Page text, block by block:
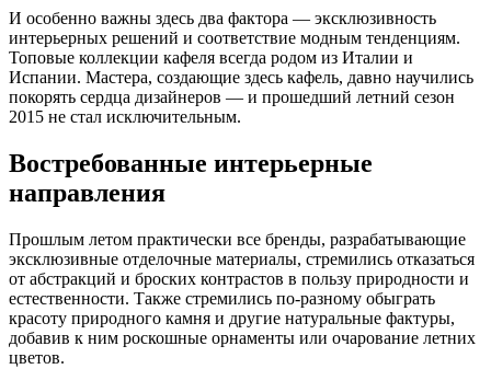
И особенно важны здесь два фактора — эксклюзивность
интерьерных решений и соответствие модным тенденциям.
Топовые коллекции кафеля всегда родом из Италии и
Испании. Мастера, создающие здесь кафель, давно научились
покорять сердца дизайнеров — и прошедший летний сезон
2015 не стал исключительным.
Востребованные интерьерные
направления
Прошлым летом практически все бренды, разрабатывающие
эксклюзивные отделочные материалы, стремились отказаться
от абстракций и броских контрастов в пользу природности и
естественности. Также стремились по-разному обыграть
красоту природного камня и другие натуральные фактуры,
добавив к ним роскошные орнаменты или очарование летних
цветов.